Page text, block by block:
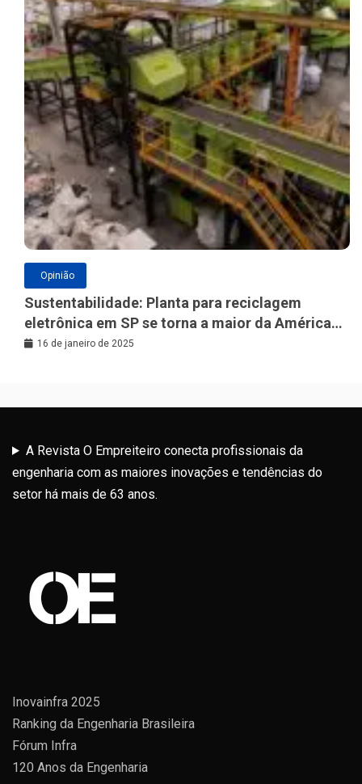
Opinião
Sustentabilidade: Planta para reciclagem
eletrônica em SP se torna a maior da América
Latina
16 de janeiro de 2025
A Revista O Empreiteiro conecta profissionais da
engenharia com as maiores inovações e tendências do
setor há mais de 63 anos.
Inovainfra 2025
Ranking da Engenharia Brasileira
Fórum Infra
120 Anos da Engenharia